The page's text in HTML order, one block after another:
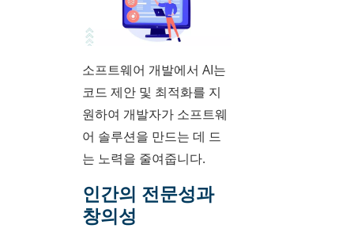
소프트웨어 개발에서 AI는
코드 제안 및 최적화를 지
원하여 개발자가 소프트웨
어 솔루션을 만드는 데 드
는 노력을 줄여줍니다.
인간의 전문성과
창의성